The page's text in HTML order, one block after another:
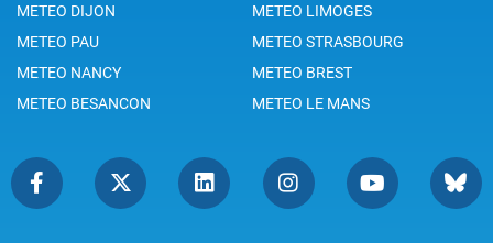
METEO DIJON
METEO LIMOGES
METEO PAU
METEO STRASBOURG
METEO NANCY
METEO BREST
METEO BESANCON
METEO LE MANS